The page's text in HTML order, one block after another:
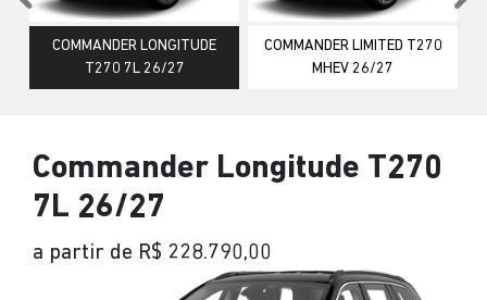
COMMANDER LONGITUDE
T270 7L 26/27
COMMANDER LIMITED T270
MHEV 26/27
Anterior
Commander Longitude T270
7L 26/27
a partir de R$ 228.790,00